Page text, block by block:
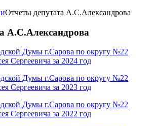
Отчеты депутата А.С.Александрова
А.С.Александрова
Думы г.Сарова по округу №22
Сергеевича за 2024 год
Думы г.Сарова по округу №22
Сергеевича за 2023 год
Думы г.Сарова по округу №22
Сергеевича за 2022 год